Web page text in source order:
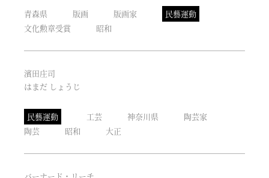
青森県 版画 版画家
民藝運動
文化勲章受賞
昭和
濱田庄司
はまだ しょうじ
民藝運動 工芸 神奈川県
陶芸家
陶芸
昭和 大正
バーナード・リーチ